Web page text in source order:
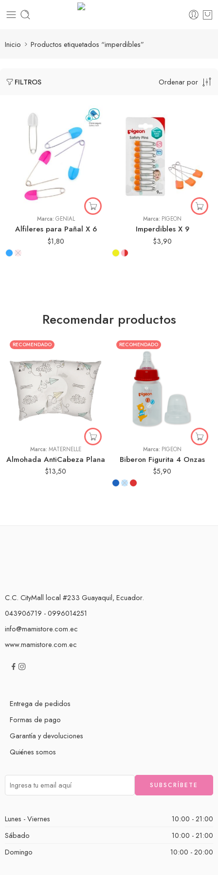
Inicio Productos etiquetados “imperdibles”
FILTROS Ordenar por
Marca: GENIAL
Alfileres para Pañal X 6
$1,80
Marca: PIGEON
Imperdibles X 9
$3,90
Recomendar productos
RECOMENDADO
Marca: MATERNELLE
Almohada AntiCabeza Plana
$13,50
Animales
Aviones de Papel
Estrellas
RECOMENDADO
Marca: PIGEON
Biberon Figurita 4 Onzas
$5,90
C.C. CityMall local #233 Guayaquil, Ecuador.
043906719 - 0996014251
info@mamistore.com.ec
www.mamistore.com.ec
Entrega de pedidos
Formas de pago
Garantía y devoluciones
Quiénes somos
Lunes - Viernes
10:00 - 21:00
Sábado
10:00 - 21:00
Domingo
10:00 - 20:00